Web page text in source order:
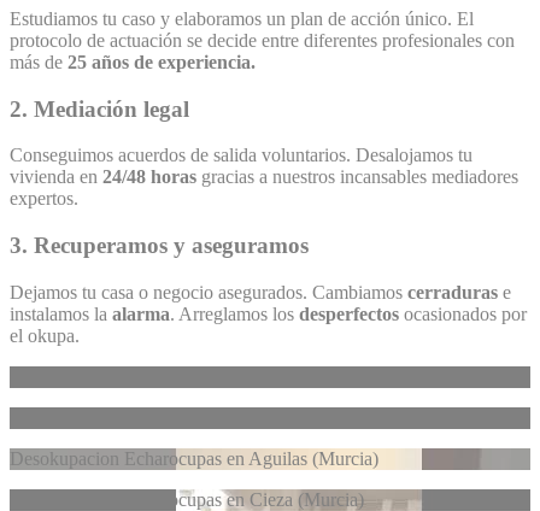
Estudiamos tu caso y elaboramos un plan de acción único. El
protocolo de actuación se decide entre diferentes profesionales con
más de 25 años de experiencia.
2. Mediación legal
Conseguimos acuerdos de salida voluntarios. Desalojamos tu
vivienda en 24/48 horas gracias a nuestros incansables mediadores
expertos.
3. Recuperamos y aseguramos
Dejamos tu casa o negocio asegurados. Cambiamos cerraduras e
instalamos la alarma. Arreglamos los desperfectos ocasionados por
el okupa.
Desokupacion Echarocupas en Aguilas (Murcia)
Desokupación Echarocupas en Cieza (Murcia)